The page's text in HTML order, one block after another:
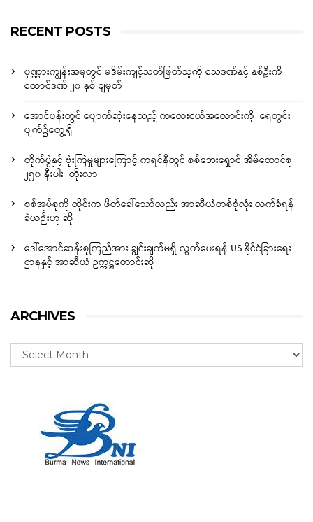
RECENT POSTS
ပုဏ္ဏားကျွန်းအမှုတွင် မုဒိမ်းကျင့်သတ်ဖြတ်သူကို သေဒဏ်နှင့် နှစ်ဦးကို
ထောင်ဒဏ် ၂၀ နှစ် ချမှတ်
အောင်ပန်းတွင် ပျောက်ဆုံးနေသည့် ကလေးငယ်အလောင်းကို ရေတွင်း
ပျက်၌တွေ့ရှိ
တိုက်ပွဲနှင့် ဗုံးကြဲမှုများကြောင့် ကရင်နီတွင် စစ်ဘေးရှောင် အိမ်ထောင်စု
၂၅၀ နီးပါး တိုးလာ
စစ်အုပ်စုကို ထိုင်းက ဖိတ်ခေါ်သော်လည်း အာဆီယံတစ်စုံလုံး လက်ခံရန်
ခဲယဉ်းဟု ဆို
ဒေါ်အောင်ဆန်းစုကြည်အား ချွင်းချက်မရှိ လွှတ်ပေးရန် US နိုင်ငံခြားရေး
ဌာနနှင့် အာဆီယံ ဥက္ကဋ္ဌတောင်းဆို
ARCHIVES